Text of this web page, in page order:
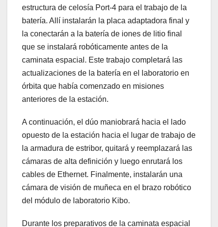
estructura de celosía Port-4 para el trabajo de la
batería. Allí instalarán la placa adaptadora final y
la conectarán a la batería de iones de litio final
que se instalará robóticamente antes de la
caminata espacial. Este trabajo completará las
actualizaciones de la batería en el laboratorio en
órbita que había comenzado en misiones
anteriores de la estación.
A continuación, el dúo maniobrará hacia el lado
opuesto de la estación hacia el lugar de trabajo de
la armadura de estribor, quitará y reemplazará las
cámaras de alta definición y luego enrutará los
cables de Ethernet. Finalmente, instalarán una
cámara de visión de muñeca en el brazo robótico
del módulo de laboratorio Kibo.
Durante los preparativos de la caminata espacial